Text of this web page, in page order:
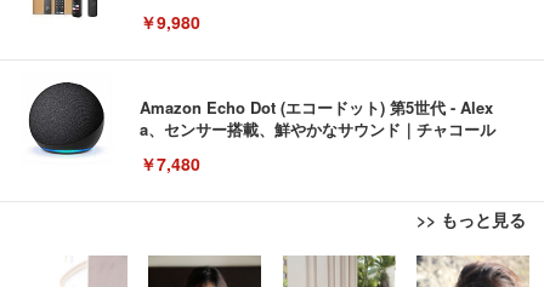
￥9,980
Amazon Echo Dot (エコードット) 第5世代 - Alex
a、センサー搭載、鮮やかなサウンド｜チャコール
￥7,480
>> もっと見る
[EdoErgo] オフィスチェア 椅子 テレワーク 疲れな
EIZO ビジネス向けプレミアムモニター | FlexScan
Amazonベーシック ペットシーツ 薄型 レギュラー 1